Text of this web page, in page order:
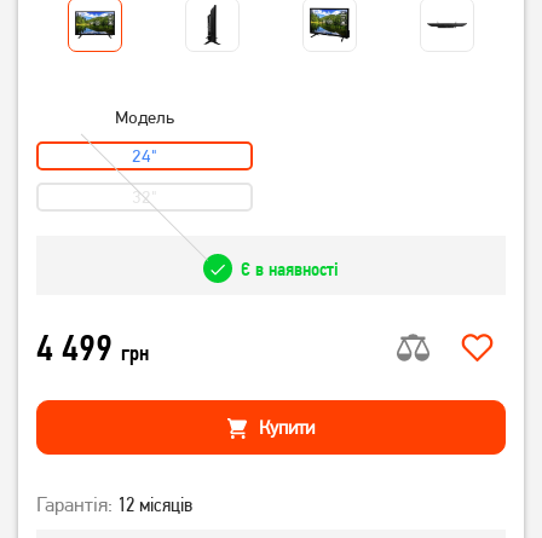
Модель
24"
32"
Є в наявності
4 499 грн
Купити
Гарантія: 12 місяців